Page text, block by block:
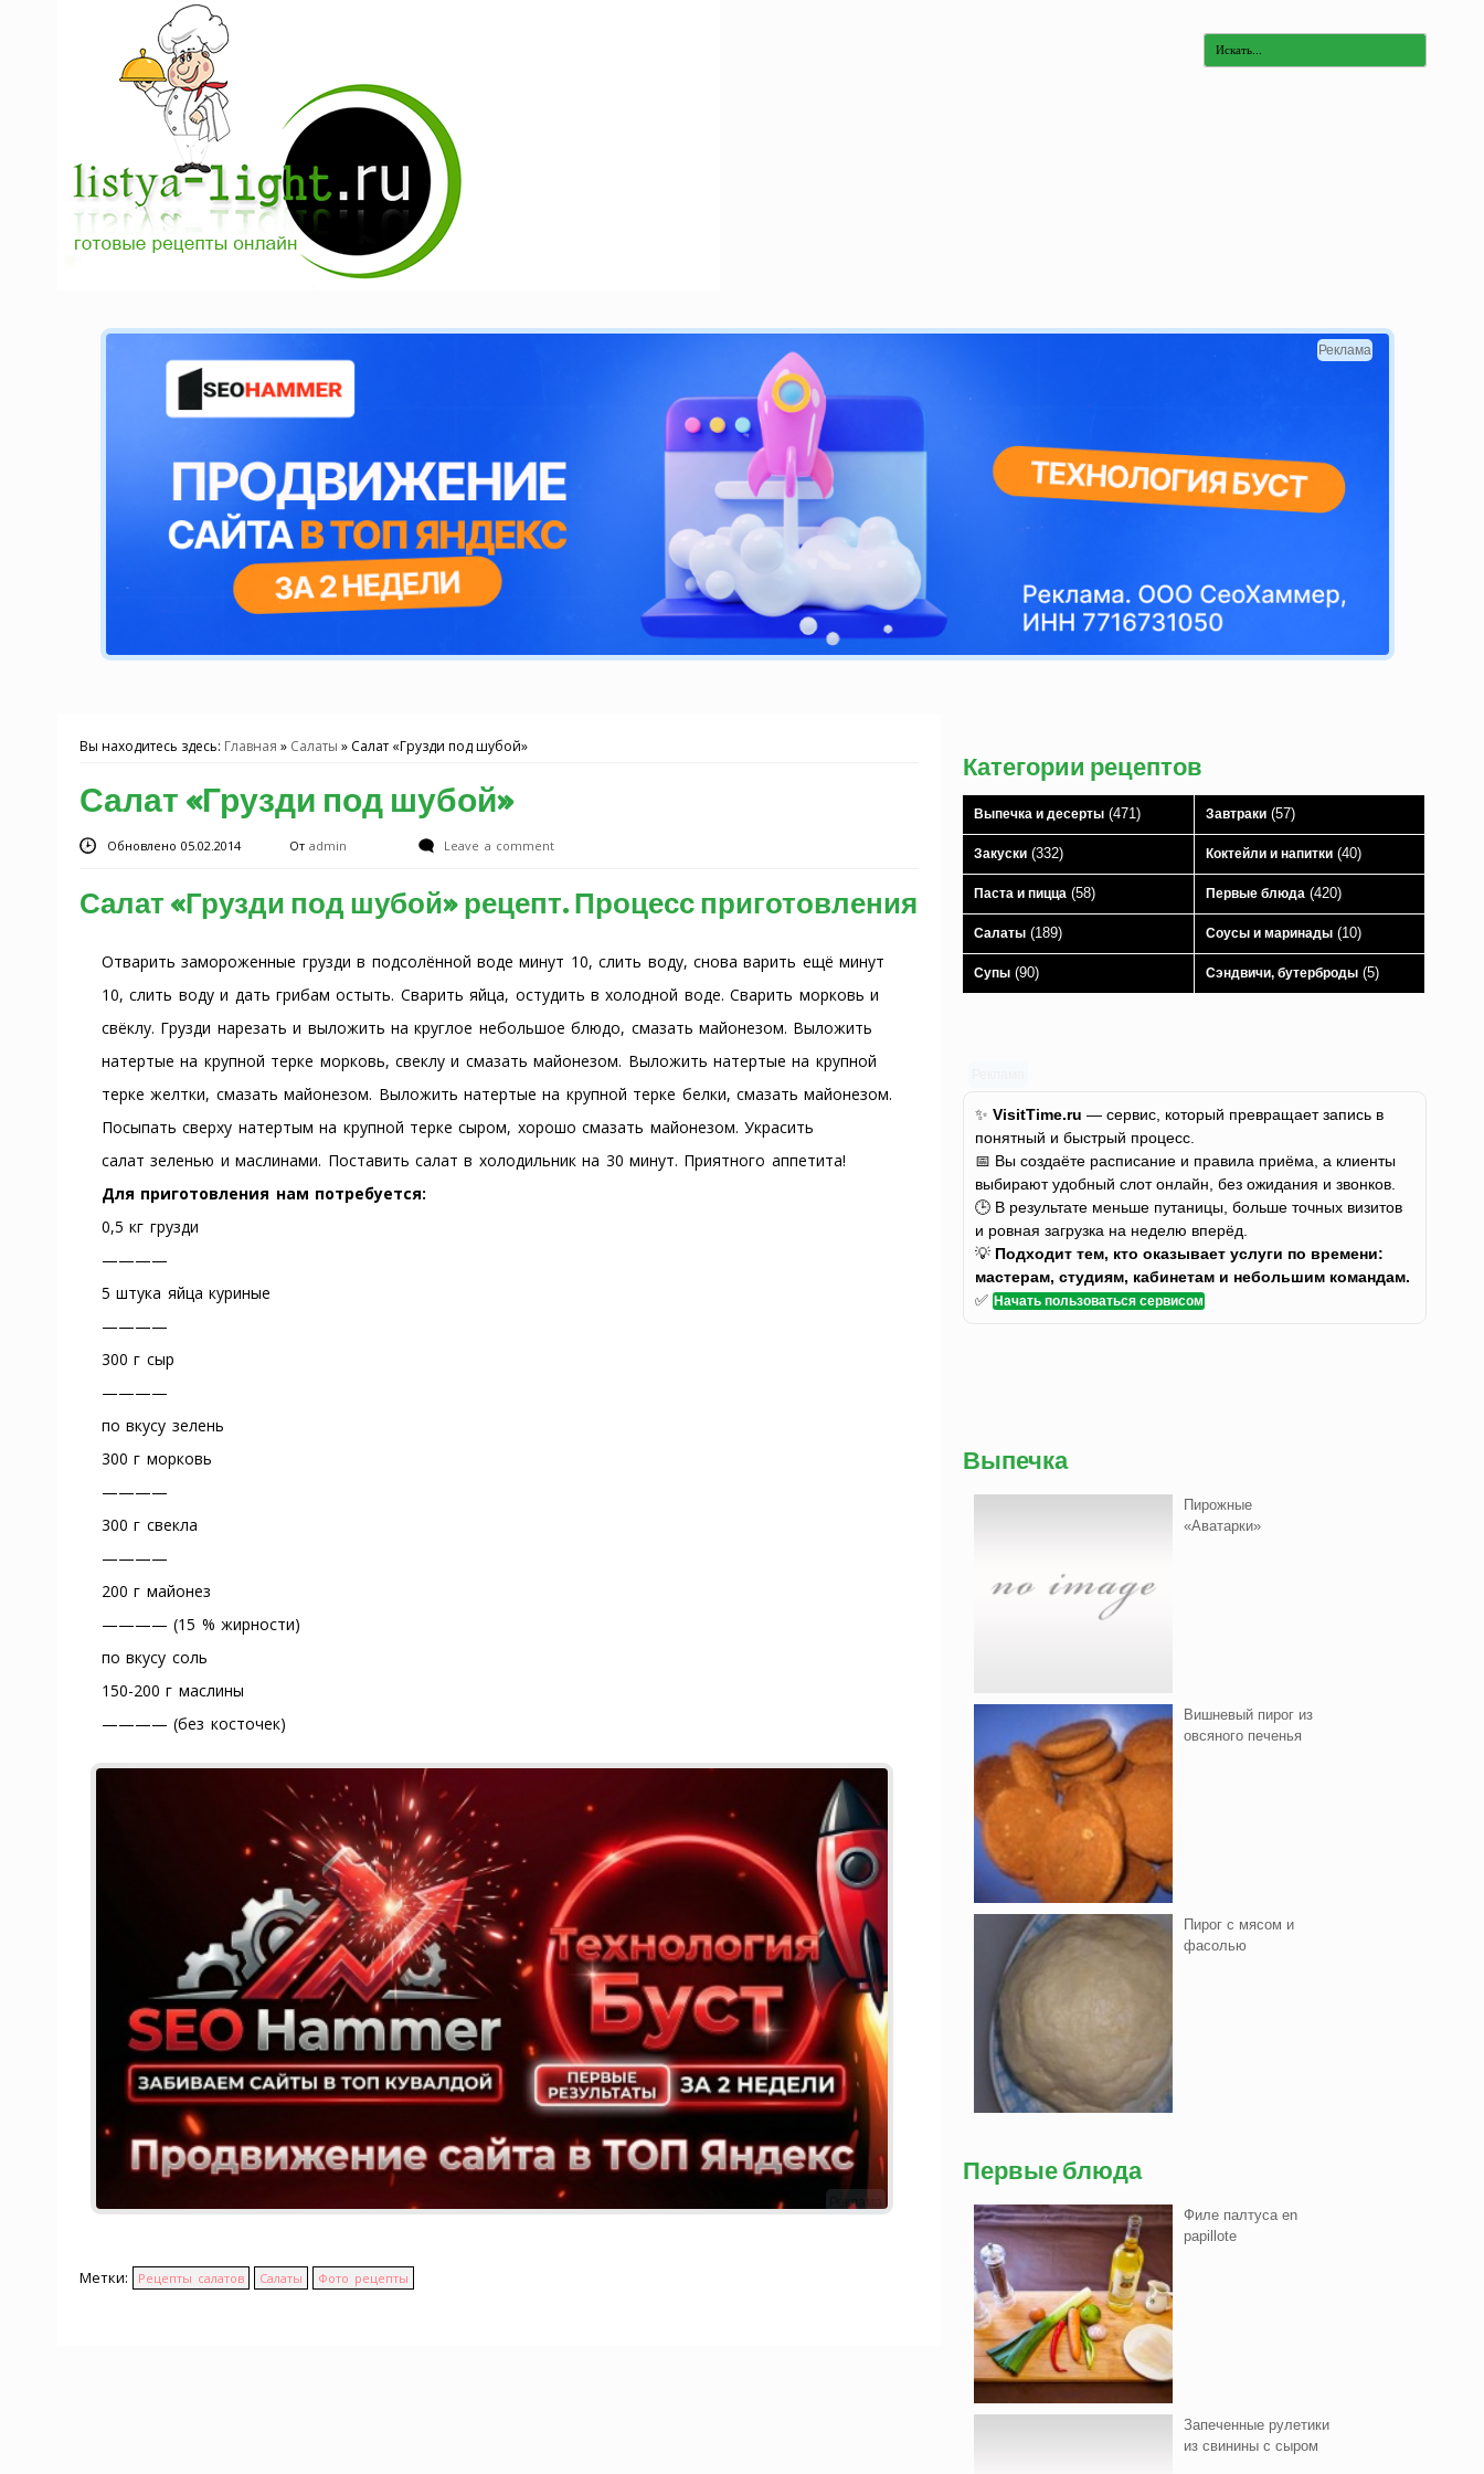
Реклама
Вы находитесь здесь: Главная » Салаты » Салат «Грузди под шубой»
Салат «Грузди под шубой»
Обновлено 05.02.2014 Отadmin Leave a comment
Салат «Грузди под шубой» рецепт. Процесс приготовления
Отварить замороженные грузди в подсолённой воде минут 10, слить воду, снова варить ещё минут
10, слить воду и дать грибам остыть. Сварить яйца, остудить в холодной воде. Сварить морковь и
свёклу. Грузди нарезать и выложить на круглое небольшое блюдо, смазать майонезом. Выложить
натертые на крупной терке морковь, свеклу и смазать майонезом. Выложить натертые на крупной
терке желтки, смазать майонезом. Выложить натертые на крупной терке белки, смазать майонезом.
Посыпать сверху натертым на крупной терке сыром, хорошо смазать майонезом. Украсить
салат зеленью и маслинами. Поставить салат в холодильник на 30 минут. Приятного аппетита!
Для приготовления нам потребуется:
0,5 кг грузди
————
5 штука яйца куриные
————
300 г сыр
————
по вкусу зелень
300 г морковь
————
300 г свекла
————
200 г майонез
———— (15 % жирности)
по вкусу соль
150-200 г маслины
———— (без косточек)
Реклама
Метки: Рецепты салатов Салаты Фото рецепты
Категории рецептов
Выпечка и десерты (471) Завтраки(57)
Закуски (332) Коктейли и напитки(40)
Паста и пицца (58) Первые блюда (420)
Салаты (189) Соусы и маринады(10)
Супы (90) Сэндвичи, бутерброды(5)
✨ VisitTime.ru — сервис, который превращает запись в
понятный и быстрый процесс.
📅 Вы создаёте расписание и правила приёма, а клиенты
выбирают удобный слот онлайн, без ожидания и звонков.
🕒 В результате меньше путаницы, больше точных визитов
и ровная загрузка на неделю вперёд.
💡 Подходит тем, кто оказывает услуги по времени:
мастерам, студиям, кабинетам и небольшим командам.
✅ Начать пользоваться сервисом
Выпечка
Пирожные
«Аватарки»
Вишнeвый пирог из
овсяного печенья
Пирог с мясом и
фасолью
Первые блюда
Филе палтуса en
papillote
Запеченные рулетики
из свинины с сыром